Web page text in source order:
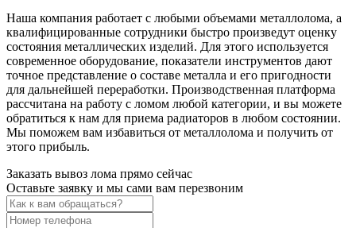
Наша компания работает с любыми объемами металлолома, а
квалифицированные сотрудники быстро произведут оценку
состояния металлических изделий. Для этого используется
современное оборудование, показатели инструментов дают
точное представление о составе металла и его пригодности
для дальнейшей переработки. Производственная платформа
рассчитана на работу с ломом любой категории, и вы можете
обратиться к нам для приема радиаторов в любом состоянии.
Мы поможем вам избавиться от металлолома и получить от
этого прибыль.
Заказать вывоз лома прямо сейчас
Оставьте заявку и мы сами вам перезвоним